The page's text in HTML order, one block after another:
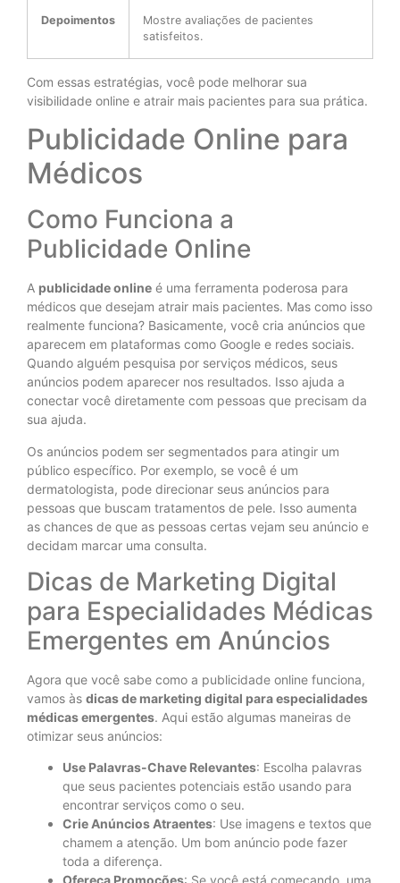
Depoimentos
Mostre avaliações de pacientes
satisfeitos.
Com essas estratégias, você pode melhorar sua
visibilidade online e atrair mais pacientes para sua prática.
Publicidade Online para
Médicos
Como Funciona a
Publicidade Online
A publicidade online é uma ferramenta poderosa para
médicos que desejam atrair mais pacientes. Mas como isso
realmente funciona? Basicamente, você cria anúncios que
aparecem em plataformas como Google e redes sociais.
Quando alguém pesquisa por serviços médicos, seus
anúncios podem aparecer nos resultados. Isso ajuda a
conectar você diretamente com pessoas que precisam da
sua ajuda.
Os anúncios podem ser segmentados para atingir um
público específico. Por exemplo, se você é um
dermatologista, pode direcionar seus anúncios para
pessoas que buscam tratamentos de pele. Isso aumenta
as chances de que as pessoas certas vejam seu anúncio e
decidam marcar uma consulta.
Dicas de Marketing Digital
para Especialidades Médicas
Emergentes em Anúncios
Agora que você sabe como a publicidade online funciona,
vamos às dicas de marketing digital para especialidades
médicas emergentes. Aqui estão algumas maneiras de
otimizar seus anúncios:
Use Palavras-Chave Relevantes: Escolha palavras
que seus pacientes potenciais estão usando para
encontrar serviços como o seu.
Crie Anúncios Atraentes: Use imagens e textos que
chamem a atenção. Um bom anúncio pode fazer
toda a diferença.